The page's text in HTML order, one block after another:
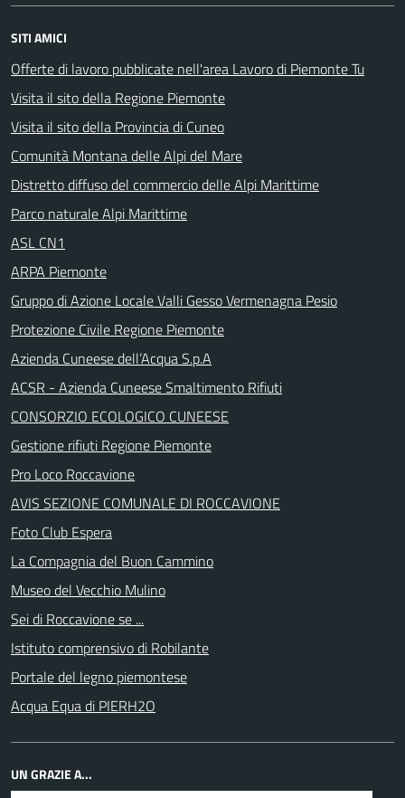
SITI AMICI
Offerte di lavoro pubblicate nell'area Lavoro di Piemonte Tu
Visita il sito della Regione Piemonte
Visita il sito della Provincia di Cuneo
Comunità Montana delle Alpi del Mare
Distretto diffuso del commercio delle Alpi Marittime
Parco naturale Alpi Marittime
ASL CN1
ARPA Piemonte
Gruppo di Azione Locale Valli Gesso Vermenagna Pesio
Protezione Civile Regione Piemonte
Azienda Cuneese dell’Acqua S.p.A
ACSR - Azienda Cuneese Smaltimento Rifiuti
CONSORZIO ECOLOGICO CUNEESE
Gestione rifiuti Regione Piemonte
Pro Loco Roccavione
AVIS SEZIONE COMUNALE DI ROCCAVIONE
Foto Club Espera
La Compagnia del Buon Cammino
Museo del Vecchio Mulino
Sei di Roccavione se ...
Istituto comprensivo di Robilante
Portale del legno piemontese
Acqua Equa di PIERH2O
UN GRAZIE A...